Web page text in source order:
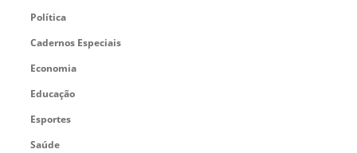
Política
Cadernos Especiais
Economia
Educação
Esportes
Saúde